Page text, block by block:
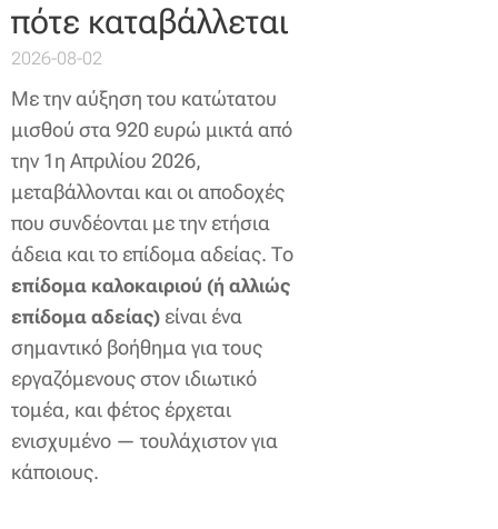
πότε καταβάλλεται
2026-08-02
Με την αύξηση του κατώτατου
μισθού στα 920 ευρώ μικτά από
την 1η Απριλίου 2026,
μεταβάλλονται και οι αποδοχές
που συνδέονται με την ετήσια
άδεια και το επίδομα αδείας. Το
επίδομα καλοκαιριού (ή αλλιώς
επίδομα αδείας) είναι ένα
σημαντικό βοήθημα για τους
εργαζόμενους στον ιδιωτικό
τομέα, και φέτος έρχεται
ενισχυμένο — τουλάχιστον για
κάποιους.